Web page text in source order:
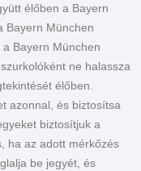
élőben a Bayern
Bayern München
Bayern München
ne halassza
élőben.
azonnal, és biztosítsa
biztosítjuk a
ha az adott mérkőzés
be jegyét, és